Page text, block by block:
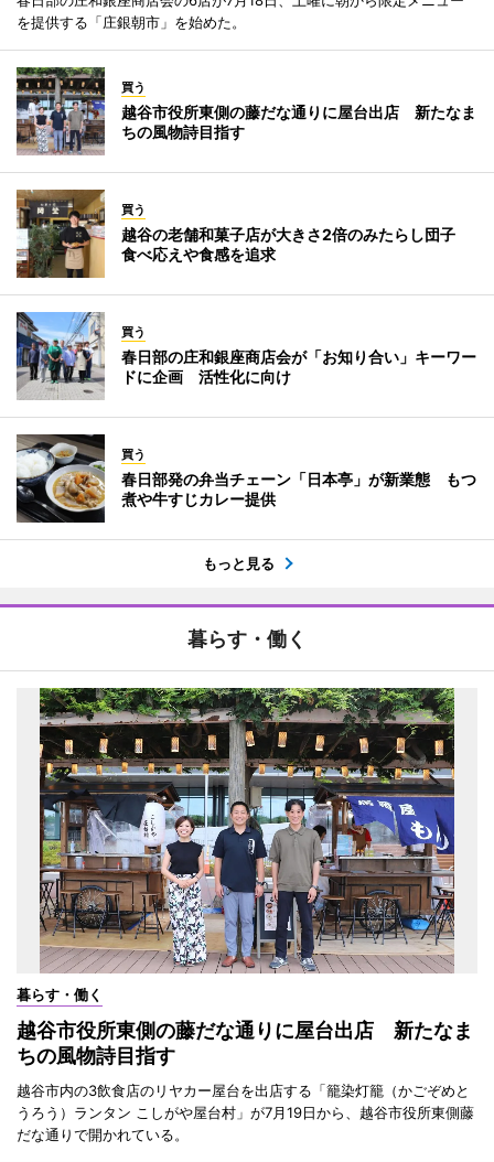
を提供する「庄銀朝市」を始めた。
買う
越谷市役所東側の藤だな通りに屋台出店 新たなま
ちの風物詩目指す
買う
越谷の老舗和菓子店が大きさ2倍のみたらし団子
食べ応えや食感を追求
買う
春日部の庄和銀座商店会が「お知り合い」キーワー
ドに企画 活性化に向け
買う
春日部発の弁当チェーン「日本亭」が新業態 もつ
煮や牛すじカレー提供
もっと見る
暮らす・働く
暮らす・働く
越谷市役所東側の藤だな通りに屋台出店 新たなま
ちの風物詩目指す
越谷市内の3飲食店のリヤカー屋台を出店する「籠染灯籠（かごぞめと
うろう）ランタン こしがや屋台村」が7月19日から、越谷市役所東側藤
だな通りで開かれている。